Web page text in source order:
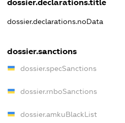
dossier.declarations.title
dossier.declarations.noData
dossier.sanctions
dossier.specSanctions
dossier.rnboSanctions
dossier.amkuBlackList